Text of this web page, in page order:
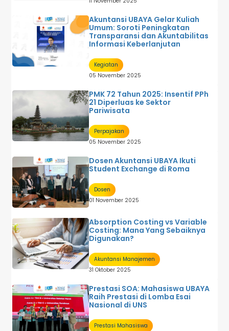
Akuntansi UBAYA Gelar Kuliah
Umum: Soroti Peningkatan
Transparansi dan Akuntabilitas
Informasi Keberlanjutan
Kegiatan
05 November 2025
PMK 72 Tahun 2025: Insentif PPh
21 Diperluas ke Sektor
Pariwisata
Perpajakan
05 November 2025
Dosen Akuntansi UBAYA Ikuti
Student Exchange di Roma
Dosen
01 November 2025
Absorption Costing vs Variable
Costing: Mana Yang Sebaiknya
Digunakan?
Akuntansi Manajemen
31 Oktober 2025
Prestasi SOA: Mahasiswa UBAYA
Raih Prestasi di Lomba Esai
Nasional di UNS
Prestasi Mahasiswa